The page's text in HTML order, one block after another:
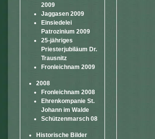
2009
Jaggasen 2009
Einsiedelei
Patrozinium 2009
25-jähriges
Priesterjubiläum Dr.
Trausnitz
Fronleichnam 2009
2008
Fronleichnam 2008
Ehrenkompanie St.
Johann im Walde
Schützenmarsch 08
Historische Bilder